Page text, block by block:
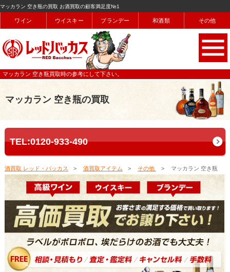
マッカラン 空き瓶の買取 お酒買取の顧客満足度№1
ワイン ウイスキー ブランデー 和酒類 その他
マッカラン 空き瓶買取時の参考にして下さい。
マッカラン 空き瓶の買取
TEL:0120-933-490
酒買取 レッド・バッカス 酒買取アイテム その他 マッカラン 空き瓶